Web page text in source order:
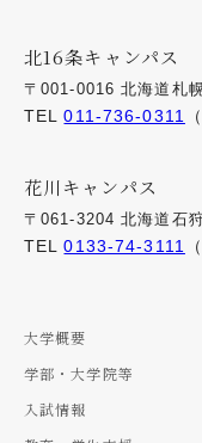
北16条キャンパス
〒001-0016 北海道札
TEL011-736-0311
花川キャンパス
〒061-3204 北海道石
TEL0133-74-3111
大学概要
学部・大学院等
入試情報